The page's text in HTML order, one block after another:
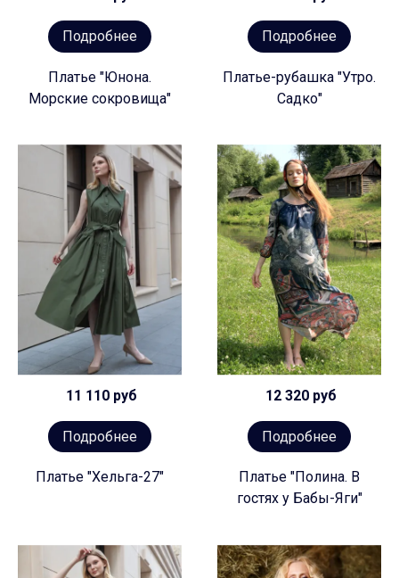
Подробнее
Платье "Юнона.
Морские сокровища"
Подробнее
Платье-рубашка "Утро.
Садко"
11 110 руб
Подробнее
Платье "Хельга-27"
12 320 руб
Подробнее
Платье "Полина. В
гостях у Бабы-Яги"